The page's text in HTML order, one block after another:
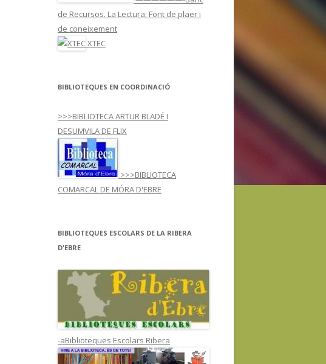
MALETA CEPSE I3-JN
de Recursos. La Lectura: Font de plaer i
de coneixement
XTEC
BIBLIOTEQUES EN COORDINACIÓ
>>>BIBLIOTECA ARTUR BLADÉ I
DESUMVILA DE FLIX
>>>BIBLIOTECA
COMARCAL DE MÓRA D'EBRE
BIBLIOTEQUES ESCOLARS DE LA RIBERA
D'EBRE
-aBiblioteques Escolars Ribera